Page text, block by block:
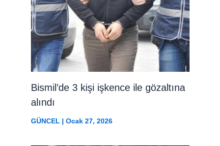
Bismil’de 3 kişi işkence ile gözaltına
alındı
GÜNCEL| Ocak 27, 2026